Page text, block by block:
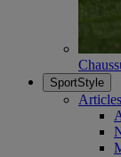
SportStyle